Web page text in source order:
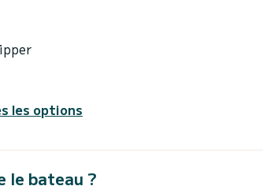
les options
le bateau ?